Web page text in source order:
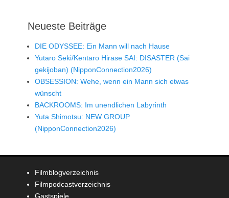
Neueste Beiträge
DIE ODYSSEE: Ein Mann will nach Hause
Yutaro Seki/Kentaro Hirase SAI: DISASTER (Sai
gekijoban) (NipponConnection2026)
OBSESSION: Wehe, wenn ein Mann sich etwas
wünscht
BACKROOMS: Im unendlichen Labyrinth
Yuta Shimotsu: NEW GROUP
(NipponConnection2026)
Filmblogverzeichnis
Filmpodcastverzeichnis
Gastspiele